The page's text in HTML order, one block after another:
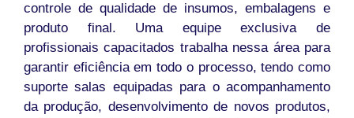
controle de qualidade de insumos, embalagens e
produto final. Uma equipe exclusiva de
profissionais capacitados trabalha nessa área para
garantir eficiência em todo o processo, tendo como
suporte salas equipadas para o acompanhamento
da produção, desenvolvimento de novos produtos,